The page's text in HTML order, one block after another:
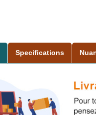
Specifications